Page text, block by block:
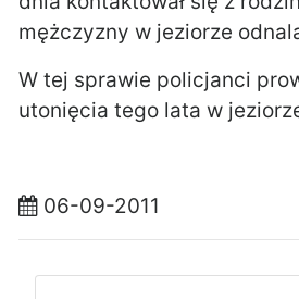
mężczyzny w jeziorze
W tej sprawie policjanci
utonięcia tego lata w
06-09-2011